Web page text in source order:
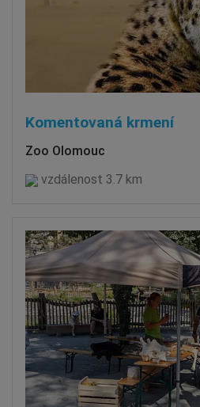
Komentovaná krmení
Zoo Olomouc
vzdálenost 3.7 km